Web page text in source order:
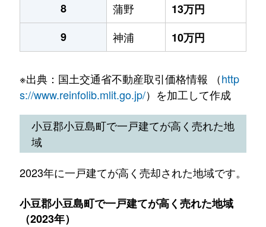
8
蒲野
13万円
9
神浦 10万円
※出典：国土交通省不動産取引価格情報 （http
s://www.reinfolib.mlit.go.jp/）を加工して作成
小豆郡小豆島町で一戸建てが高く売れた地
域
2023年に一戸建てが高く売却された地域です。
小豆郡小豆島町で一戸建てが高く売れた地域
（2023年）